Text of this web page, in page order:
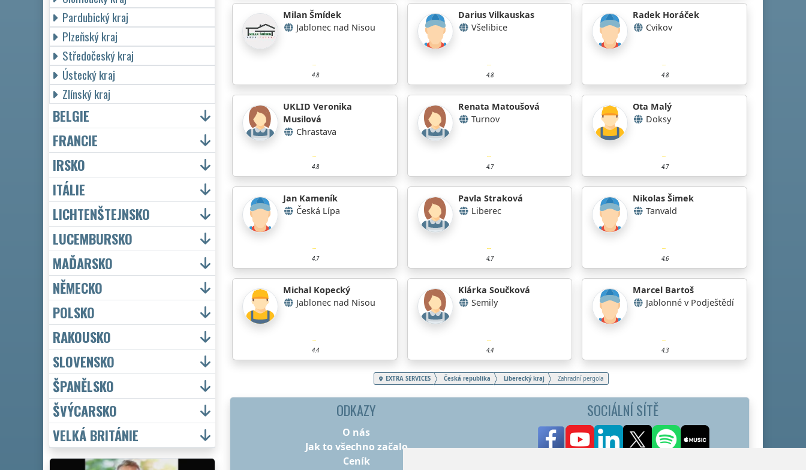
Milan Šmídek
Jablonec nad Nisou
4.8
Darius Vilkauskas
Všelibice
4.8
Radek Horáček
Cvikov
4.8
UKLID Veronika
Musilová
Chrastava
4.8
Renata Matoušová
Turnov
4.7
Ota Malý
Doksy
4.7
Jan Kameník
Česká Lípa
4.7
Pavla Straková
Liberec
4.7
Nikolas Šimek
Tanvald
4.6
Michal Kopecký
Jablonec nad Nisou
4.4
Klárka Součková
Semily
4.4
Marcel Bartoš
Jablonné v Podještědí
4.3
EXTRA SERVICES Česká republika Liberecký kraj Zahradní pergola
ODKAZY
O nás
Jak to všechno začalo
Ceník
SOCIÁLNÍ SÍTĚ
Pardubický kraj
Plzeňský kraj
Středočeský kraj
Ústecký kraj
Zlínský kraj
BELGIE
FRANCIE
IRSKO
ITÁLIE
LICHTENŠTEJNSKO
LUCEMBURSKO
MAĎARSKO
NĚMECKO
POLSKO
RAKOUSKO
SLOVENSKO
ŠPANĚLSKO
ŠVÝCARSKO
VELKÁ BRITÁNIE